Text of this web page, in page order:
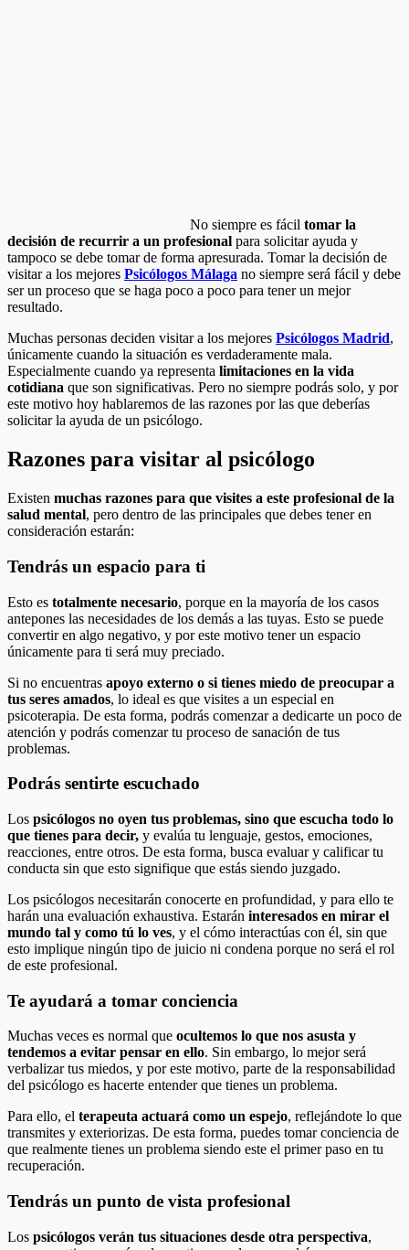
No siempre es fácil tomar la
decisión de recurrir a un profesional para solicitar ayuda y
tampoco se debe tomar de forma apresurada. Tomar la decisión de
visitar a los mejores Psicólogos Málaga no siempre será fácil y debe
ser un proceso que se haga poco a poco para tener un mejor
resultado.
Muchas personas deciden visitar a los mejores Psicólogos Madrid,
únicamente cuando la situación es verdaderamente mala.
Especialmente cuando ya representa limitaciones en la vida
cotidiana que son significativas. Pero no siempre podrás solo, y por
este motivo hoy hablaremos de las razones por las que deberías
solicitar la ayuda de un psicólogo.
Razones para visitar al psicólogo
Existen muchas razones para que visites a este profesional de la
salud mental, pero dentro de las principales que debes tener en
consideración estarán:
Tendrás un espacio para ti
Esto es totalmente necesario, porque en la mayoría de los casos
antepones las necesidades de los demás a las tuyas. Esto se puede
convertir en algo negativo, y por este motivo tener un espacio
únicamente para ti será muy preciado.
Si no encuentras apoyo externo o si tienes miedo de preocupar a
tus seres amados, lo ideal es que visites a un especial en
psicoterapia. De esta forma, podrás comenzar a dedicarte un poco de
atención y podrás comenzar tu proceso de sanación de tus
problemas.
Podrás sentirte escuchado
Los psicólogos no oyen tus problemas, sino que escucha todo lo
que tienes para decir, y evalúa tu lenguaje, gestos, emociones,
reacciones, entre otros. De esta forma, busca evaluar y calificar tu
conducta sin que esto signifique que estás siendo juzgado.
Los psicólogos necesitarán conocerte en profundidad, y para ello te
harán una evaluación exhaustiva. Estarán interesados en mirar el
mundo tal y como tú lo ves, y el cómo interactúas con él, sin que
esto implique ningún tipo de juicio ni condena porque no será el rol
de este profesional.
Te ayudará a tomar conciencia
Muchas veces es normal que ocultemos lo que nos asusta y
tendemos a evitar pensar en ello. Sin embargo, lo mejor será
verbalizar tus miedos, y por este motivo, parte de la responsabilidad
del psicólogo es hacerte entender que tienes un problema.
Para ello, el terapeuta actuará como un espejo, reflejándote lo que
transmites y exteriorizas. De esta forma, puedes tomar conciencia de
que realmente tienes un problema siendo este el primer paso en tu
recuperación.
Tendrás un punto de vista profesional
Los psicólogos verán tus situaciones desde otra perspectiva,